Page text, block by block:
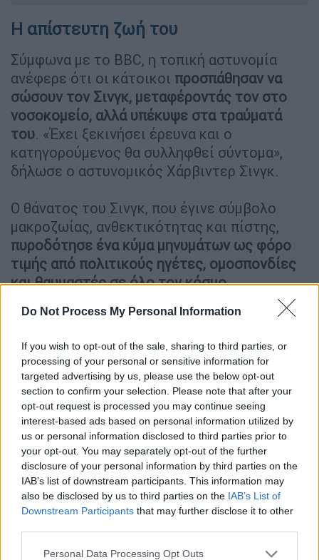
Do Not Process My Personal Information
If you wish to opt-out of the sale, sharing to third parties, or
processing of your personal or sensitive information for
targeted advertising by us, please use the below opt-out
section to confirm your selection. Please note that after your
opt-out request is processed you may continue seeing
interest-based ads based on personal information utilized by
us or personal information disclosed to third parties prior to
your opt-out. You may separately opt-out of the further
disclosure of your personal information by third parties on the
IAB’s list of downstream participants. This information may
also be disclosed by us to third parties on the IAB’s List of
Downstream Participants that may further disclose it to other
Please note that this website/app uses one or more Google
Personal Data Processing Opt Outs
Η απίστευτη ζωή του
Σύμφωνα με το BBC, η τοπική αστυνομία
ανέφερε ότι οι κάτοικοι προσπάθησαν να
σώσουν τον Σινγκ, μεταφέροντάς τον στο
νοσοκομείο, αλλά υπέκυψε στα τραύματά
του. «Έχει ξεκινήσει έρευνα και ο
κατηγορούμενος θα συλληφθεί σύντομα»,
δήλωσε ο αστυνομικός Χάρβιντερ Σινγκ.
Ο θάνατος του Σινγκ, που έγινε σύμβολο
μακροζωίας, ανθεκτικότητας και πίστης,
πυροδότησε ένα κύμα μηνυμάτων ως φόρο
τιμής από πολιτικούς ηγέτες, ομοσπονδίες
και θαυμαστές σε όλο τον κόσμο.
Ο Σινγκ, ο οποίος έγινε γνωστός ως ο
καριέρα του στον Μαραθώνιο σε ηλικία 89
ετών, μετά από μια ζωή ως αγρότης στο
Παντζάμπ πουσημαδεύτηκε από
οικογενειακές τραγωδίες,
συμπεριλαμβανομένης της απώλειας της
συζύγου και του μικρότερου γιου του.
Αντιμέτωπος με την κατάθλιψη,βρήκε έναν
νέο σκοπό στο τρέξιμο. Το ντεμπούτο του
σε αγώνες μεγάλων αποστάσεων έγινε στον
Μαραθώνιο του Λονδίνου το 2000. Τα
επόμενα 13 χρόνια, ολοκλήρωσε εννέα